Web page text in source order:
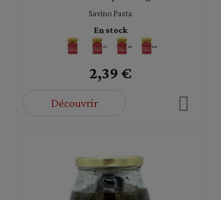
Savino Pasta
En stock
2,39 €
Découvrir